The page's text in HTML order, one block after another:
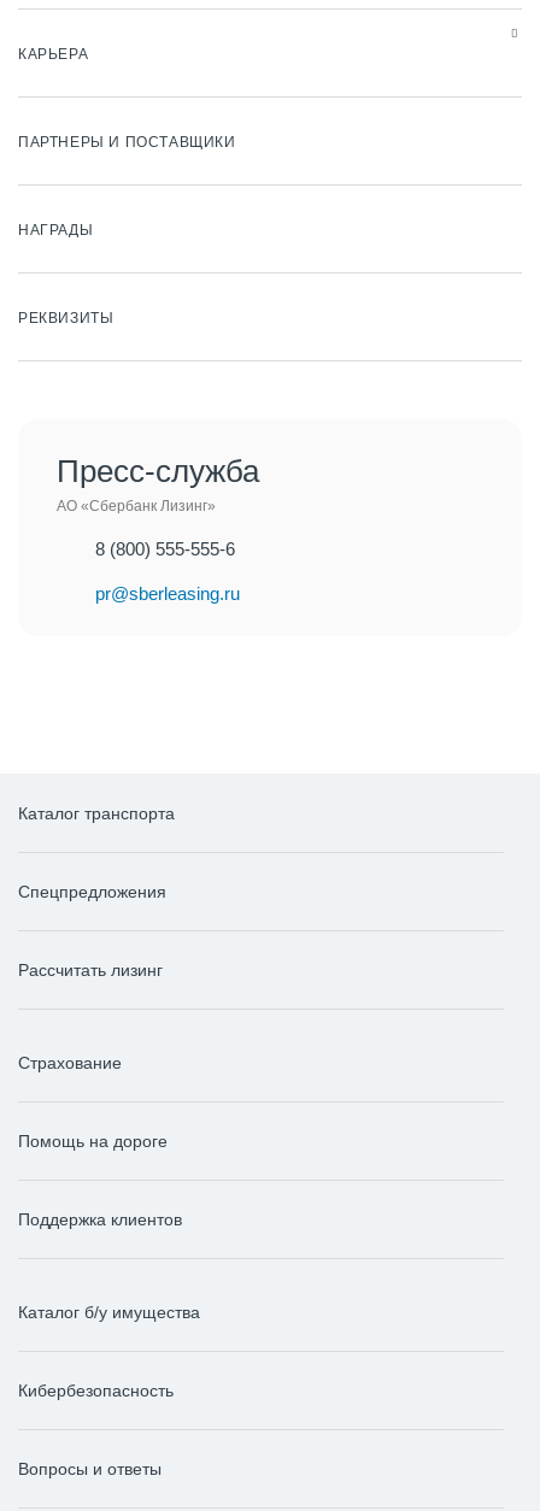
КАРЬЕРА
ПАРТНЕРЫ И ПОСТАВЩИКИ
НАГРАДЫ
РЕКВИЗИТЫ
Пресс-служба
АО «Сбербанк Лизинг»
8 (800) 555-555-6
pr@sberleasing.ru
Каталог транспорта
Спецпредложения
Рассчитать лизинг
Страхование
Помощь на дороге
Поддержка клиентов
Каталог б/у имущества
Кибербезопасность
Вопросы и ответы